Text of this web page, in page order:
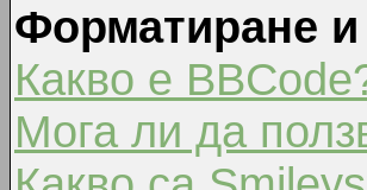
Форматиране
Какво е
Мога ли да